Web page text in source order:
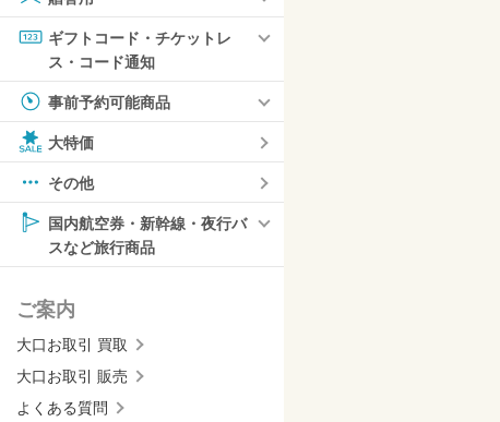
ギフトコード・チケットレ
ス・コード通知
事前予約可能商品
大特価
その他
国内航空券・新幹線・夜行バ
スなど旅行商品
ご案内
大口お取引 買取
大口お取引 販売
よくある質問